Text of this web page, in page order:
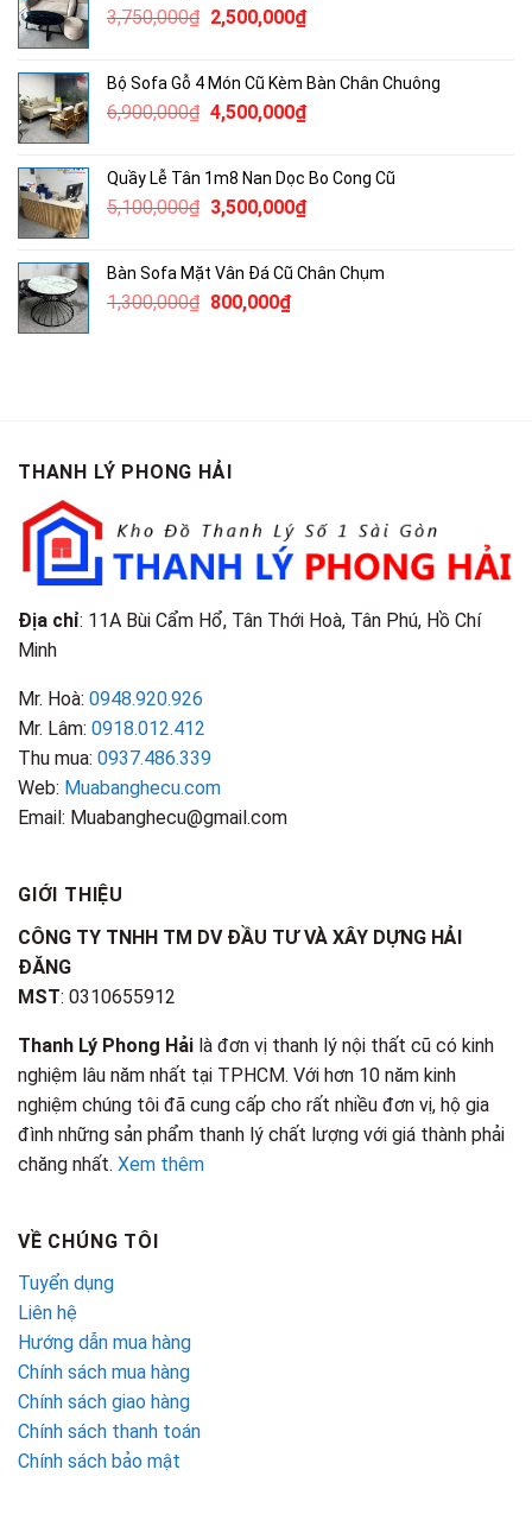
300,000₫.
3,750,000₫ Giá
3,750,000₫.
2,500,000₫Giá
là:
2,500,000₫.
Bộ Sofa Gỗ 4 Món Cũ Kèm Bàn Chân Chuông
6,900,000₫ Giá
6,900,000₫.
4,500,000₫Giá
là:
4,500,000₫.
Quầy Lễ Tân 1m8 Nan Dọc Bo Cong Cũ
5,100,000₫ Giá
5,100,000₫.
3,500,000₫Giá
là:
Bàn Sofa Mặt Vân Đá Cũ Chân Chụm
1,300,000₫ Giá
800,000₫Giá
THANH LÝ PHONG HẢI
Địa chỉ: 11A Bùi Cẩm Hổ, Tân Thới Hoà, Tân Phú, Hồ Chí
Minh
Mr. Hoà: 0948.920.926
Mr. Lâm: 0918.012.412
Thu mua: 0937.486.339
Web: Muabanghecu.com
Email: Muabanghecu@gmail.com
GIỚI THIỆU
CÔNG TY TNHH TM DV ĐẦU TƯ VÀ XÂY DỰNG HẢI
ĐĂNG
MST: 0310655912
Thanh Lý Phong Hải là đơn vị thanh lý nội thất cũ có kinh
nghiệm lâu năm nhất tại TPHCM. Với hơn 10 năm kinh
nghiệm chúng tôi đã cung cấp cho rất nhiều đơn vị, hộ gia
đình những sản phẩm thanh lý chất lượng với giá thành phải
chăng nhất. Xem thêm
VỀ CHÚNG TÔI
Tuyển dụng
Liên hệ
Hướng dẫn mua hàng
Chính sách mua hàng
Chính sách giao hàng
Chính sách thanh toán
Chính sách bảo mật